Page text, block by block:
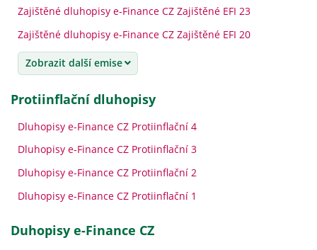
Zajištěné dluhopisy e-Finance CZ Zajištěné EFI 23
Zajištěné dluhopisy e-Finance CZ Zajištěné EFI 20
Zobrazit další emise
Protiinflační dluhopisy
Dluhopisy e-Finance CZ Protiinflační 4
Dluhopisy e-Finance CZ Protiinflační 3
Dluhopisy e-Finance CZ Protiinflační 2
Dluhopisy e-Finance CZ Protiinflační 1
Duhopisy e-Finance CZ